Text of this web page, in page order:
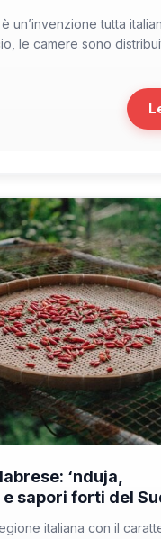
un’invenzione tutta
le camere sono
‘nduja,
sapori forti del
italiana con il